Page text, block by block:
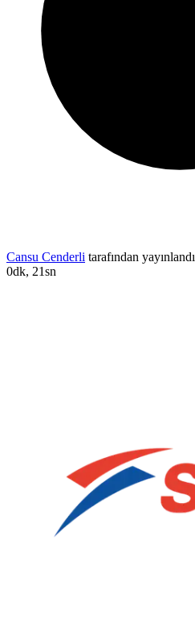
Cansu Cenderli tarafından yayınlandı
0dk, 21sn